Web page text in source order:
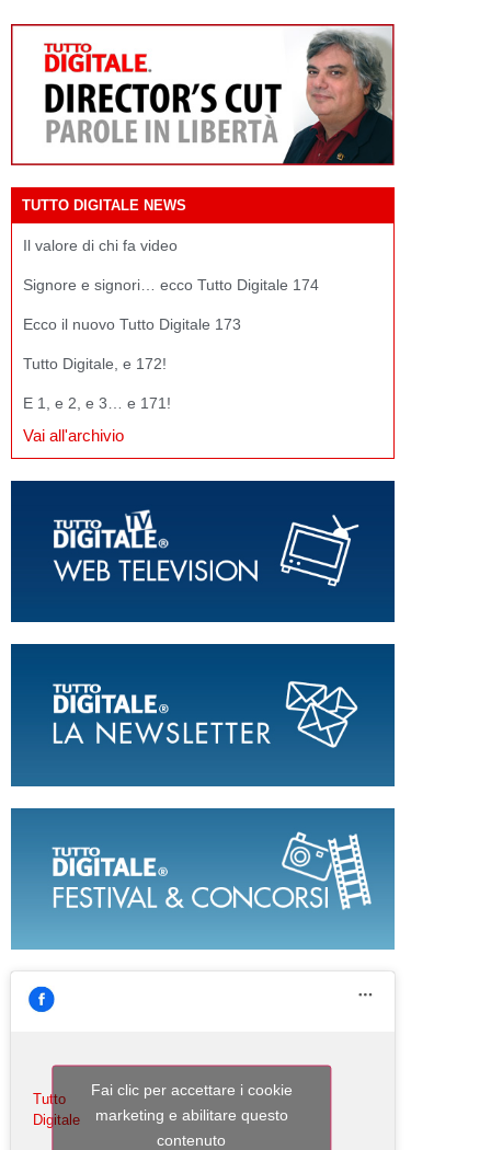
TUTTO DIGITALE NEWS
Il valore di chi fa video
Signore e signori… ecco Tutto Digitale 174
Ecco il nuovo Tutto Digitale 173
Tutto Digitale, e 172!
E 1, e 2, e 3… e 171!
Vai all'archivio
Tutto
Digitale
Fai clic per accettare i cookie
marketing e abilitare questo
contenuto